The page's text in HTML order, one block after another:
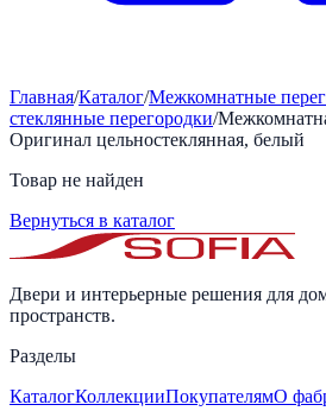
Главная/Каталог/Межкомнатные
стеклянные перегородки/
Оригинал цельностеклянная, белый
Товар не найден
Вернуться в каталог
Двери и интерьерные решения для
пространств.
Разделы
КаталогКоллекцииПокупателямО